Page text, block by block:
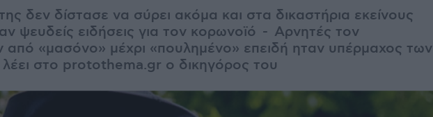
δεν δίστασε να σύρει ακόμα και στα δικαστήρια εκείνους
ψευδείς ειδήσεις για τον κορωνοϊό - Αρνητές τον
«μασόνο» μέχρι «πουλημένο» επειδή ηταν υπέρμαχος των
λέει στο protothema.gr ο δικηγόρος του